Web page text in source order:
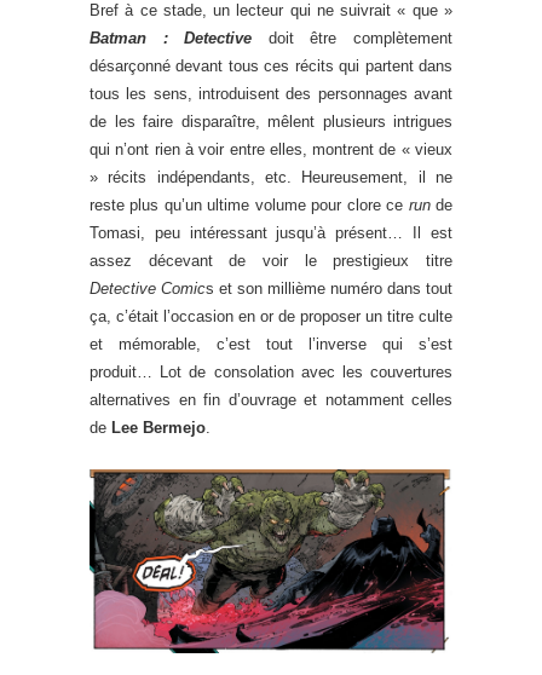
Bref à ce stade, un lecteur qui ne suivrait « que »
Batman : Detective doit être complètement
désarçonné devant tous ces récits qui partent dans
tous les sens, introduisent des personnages avant
de les faire disparaître, mêlent plusieurs intrigues
qui n’ont rien à voir entre elles, montrent de « vieux
» récits indépendants, etc. Heureusement, il ne
reste plus qu’un ultime volume pour clore ce runde
Tomasi, peu intéressant jusqu’à présent… Il est
assez décevant de voir le prestigieux titre
Detective Comics et son millième numéro dans tout
ça, c’était l’occasion en or de proposer un titre culte
et mémorable, c’est tout l’inverse qui s’est
produit… Lot de consolation avec les couvertures
alternatives en fin d’ouvrage et notamment celles
de Lee Bermejo.